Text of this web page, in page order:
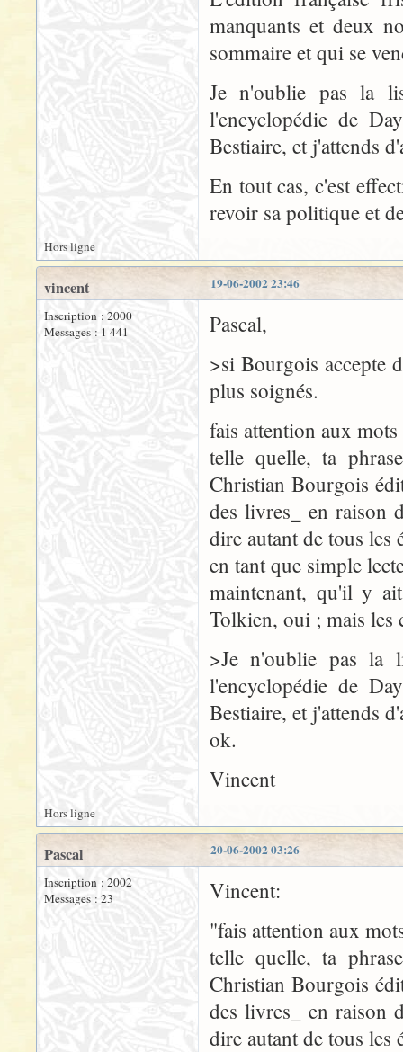
manquants et deux
sommaire et qui se
Je n'oublie pas la
l'encyclopédie de
Bestiaire, et j'attends
En tout cas, c'est
revoir sa politique et
Hors ligne
19-06-2002 23:46
vincent
Inscription : 2000
Messages : 1 441
Pascal,
>si Bourgois accepte
plus soignés.
fais attention aux
telle quelle, ta
Christian Bourgois
des livres_ en raison
dire autant de tous les
en tant que simple
maintenant, qu'il y
Tolkien, oui ; mais les
>Je n'oublie pas la
l'encyclopédie de
Bestiaire, et j'attends
ok.
Vincent
Hors ligne
20-06-2002 03:26
Pascal
Inscription : 2002
Messages : 23
Vincent:
"fais attention aux
telle quelle, ta
Christian Bourgois
des livres_ en raison
dire autant de tous les